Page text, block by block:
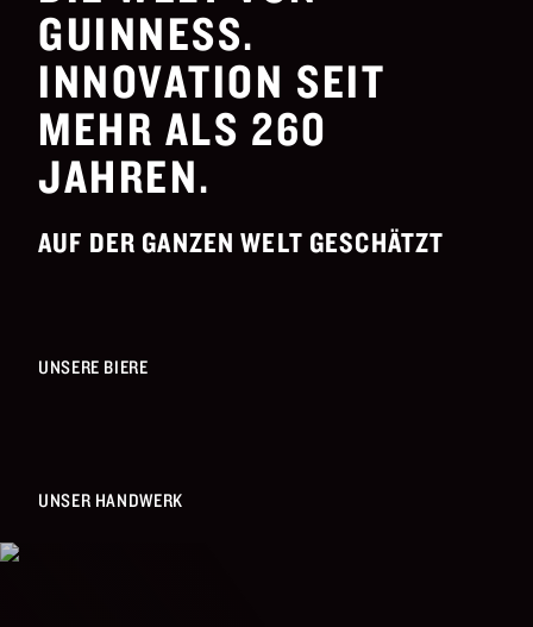
GUINNESS.
INNOVATION SEIT
MEHR ALS 260
JAHREN.
AUF DER GANZEN WELT GESCHÄTZT
UNSERE BIERE
UNSER HANDWERK